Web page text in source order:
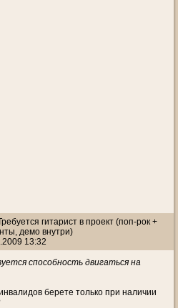
гитарист в проект (поп-рок +
демо внутри)
13:32
способность двигаться на
берете только при наличии